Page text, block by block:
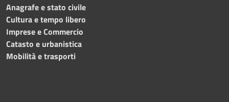
Anagrafe e stato civile
Cultura e tempo libero
Imprese e Commercio
Catasto e urbanistica
Mobilità e trasporti